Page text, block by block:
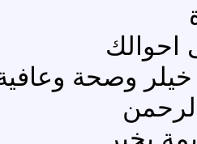
احوالك
خيلر وصحة